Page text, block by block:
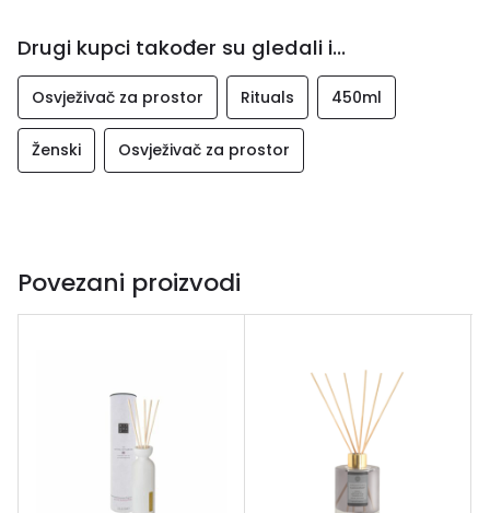
Ayurveda linije.
Drugi kupci također su gledali i...
Osvježivač za prostor Rituals 450ml
Ženski Osvježivač za prostor
Povezani proizvodi